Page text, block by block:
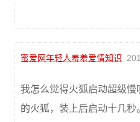
蜜爱网年轻人羞羞爱情知识
我怎么觉得火狐启动超级
的火狐，装上后启动十几